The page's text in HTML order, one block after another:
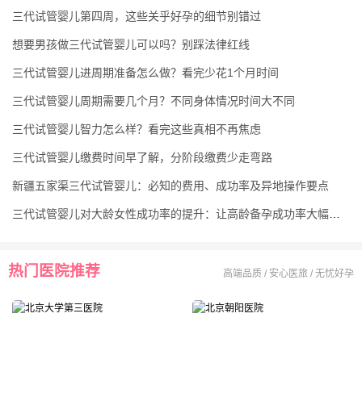
三代试管婴儿第四周，这些关乎好孕的细节别错过
想要男孩做三代试管婴儿可以吗？别踩法律红线
三代试管婴儿进周期准备怎么做？看完少花1个月时间
三代试管婴儿周期需要几个月？不同身体情况时间大不同
三代试管婴儿智力怎么样？看完这些真相不再焦虑
三代试管婴儿缴费时间早了解，分阶段缴费少走弯路
新疆五家渠三代试管婴儿：必知的费用、成功率及异地操作要点
热门医院推荐 高端品质 / 安心医旅 / 无忧好孕